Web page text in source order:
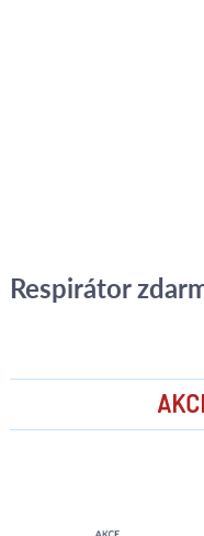
Respirátor